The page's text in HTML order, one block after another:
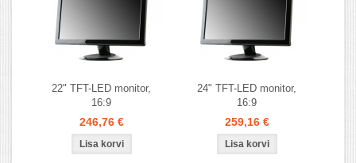
22" TFT-LED monitor,
16:9
246,76 €
24" TFT-LED monitor,
16:9
259,16 €